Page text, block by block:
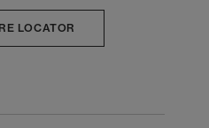
LOCATOR